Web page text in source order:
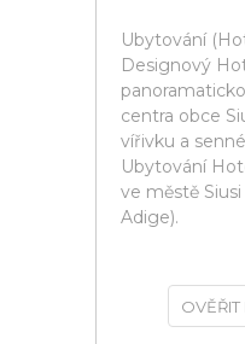
Ubytování
Designový
centra obce
vířivku a
Ubytování
ve městě
Adige).